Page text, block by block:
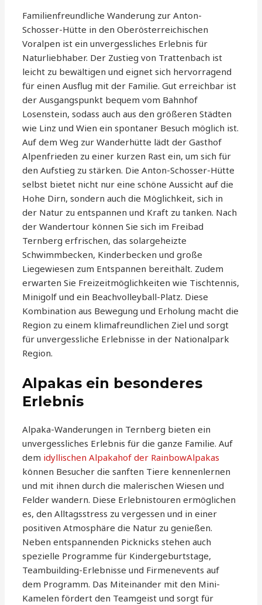
Familienfreundliche Wanderung zur Anton-
Schosser-Hütte in den Oberösterreichischen
Voralpen ist ein unvergessliches Erlebnis für
Naturliebhaber. Der Zustieg von Trattenbach ist
leicht zu bewältigen und eignet sich hervorragend
für einen Ausflug mit der Familie. Gut erreichbar ist
der Ausgangspunkt bequem vom Bahnhof
Losenstein, sodass auch aus den größeren Städten
wie Linz und Wien ein spontaner Besuch möglich ist.
Auf dem Weg zur Wanderhütte lädt der Gasthof
Alpenfrieden zu einer kurzen Rast ein, um sich für
den Aufstieg zu stärken. Die Anton-Schosser-Hütte
selbst bietet nicht nur eine schöne Aussicht auf die
Hohe Dirn, sondern auch die Möglichkeit, sich in
der Natur zu entspannen und Kraft zu tanken. Nach
der Wandertour können Sie sich im Freibad
Ternberg erfrischen, das solargeheizte
Schwimmbecken, Kinderbecken und große
Liegewiesen zum Entspannen bereithält. Zudem
erwarten Sie Freizeitmöglichkeiten wie Tischtennis,
Minigolf und ein Beachvolleyball-Platz. Diese
Kombination aus Bewegung und Erholung macht die
Region zu einem klimafreundlichen Ziel und sorgt
für unvergessliche Erlebnisse in der Nationalpark
Region.
Alpakas ein besonderes
Erlebnis
Alpaka-Wanderungen in Ternberg bieten ein
unvergessliches Erlebnis für die ganze Familie. Auf
dem idyllischen Alpakahof der RainbowAlpakas
können Besucher die sanften Tiere kennenlernen
und mit ihnen durch die malerischen Wiesen und
Felder wandern. Diese Erlebnistouren ermöglichen
es, den Alltagsstress zu vergessen und in einer
positiven Atmosphäre die Natur zu genießen.
Neben entspannenden Picknicks stehen auch
spezielle Programme für Kindergeburtstage,
Teambuilding-Erlebnisse und Firmenevents auf
dem Programm. Das Miteinander mit den Mini-
Kamelen fördert den Teamgeist und sorgt für